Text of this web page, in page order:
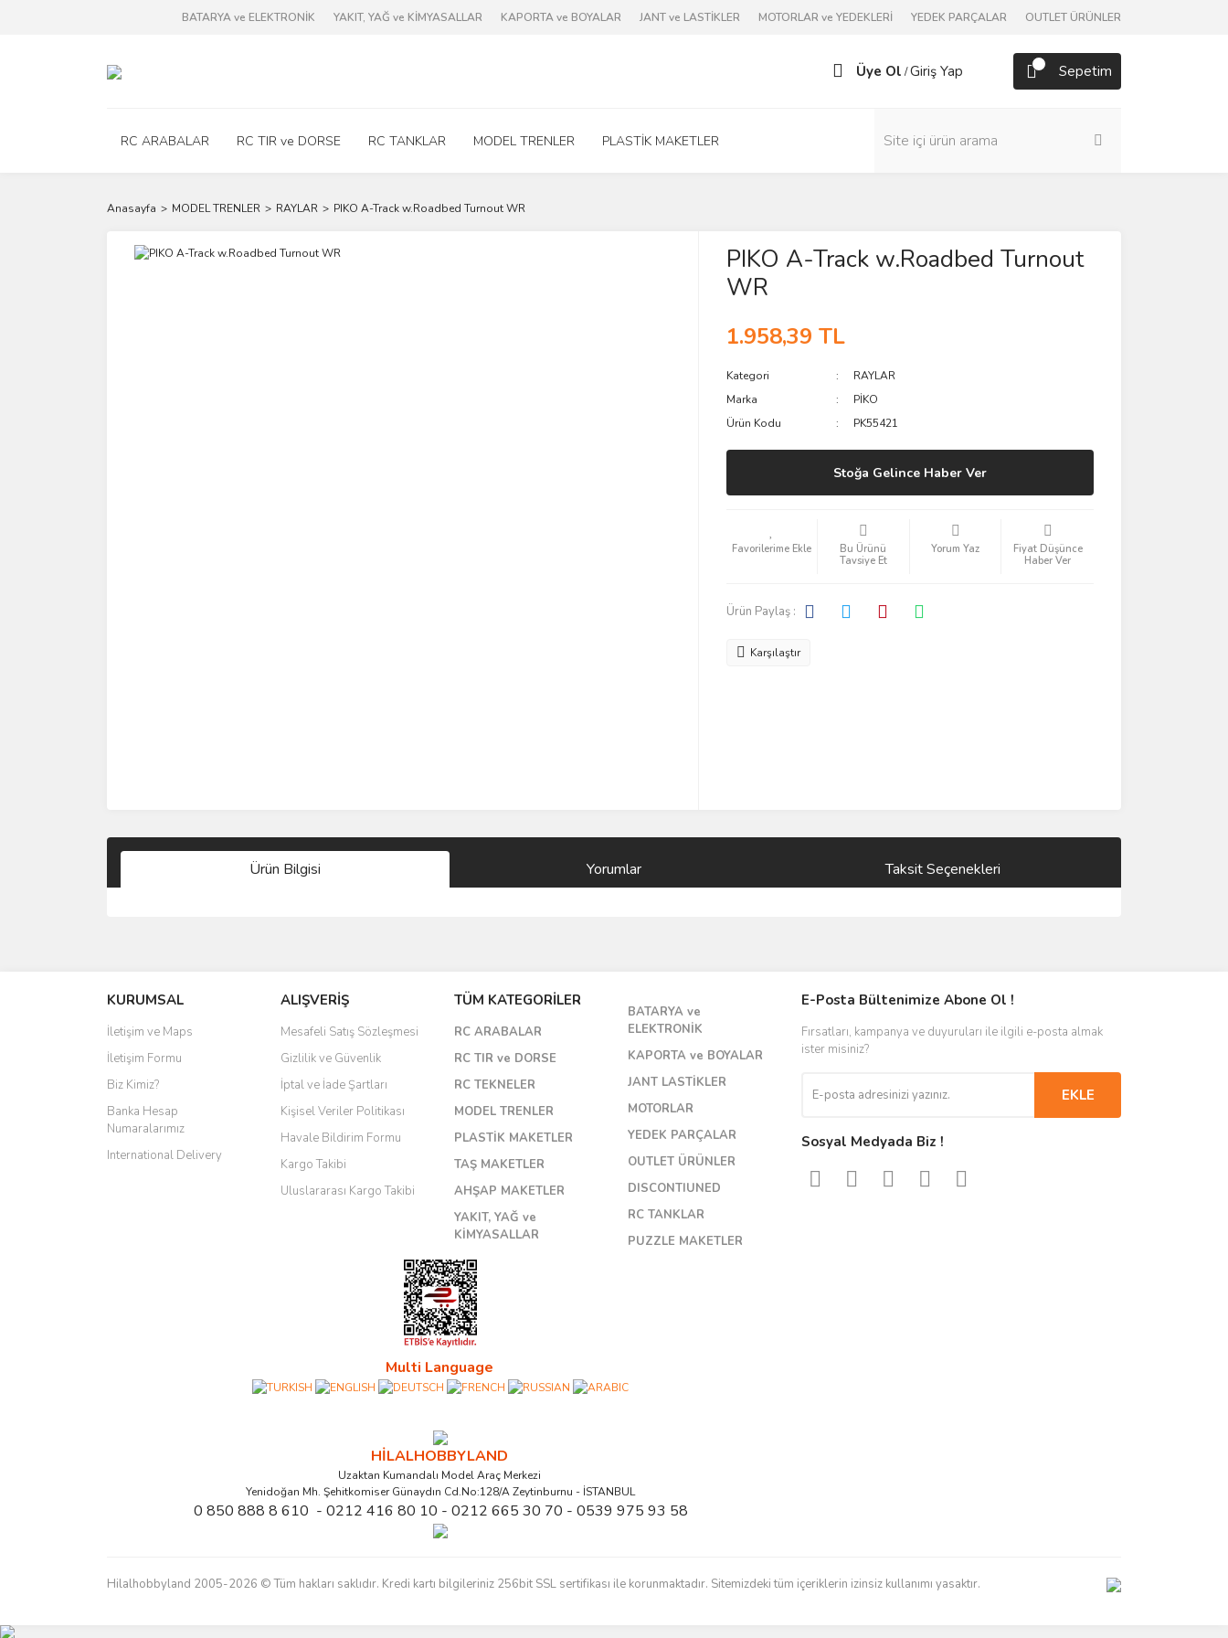
BATARYA ve ELEKTRONİK YAKIT, YAĞ ve KİMYASALLAR KAPORTA ve BOYALAR JANT ve LASTİKLER MOTORLAR ve YEDEKLERİ YEDEK PARÇALAR OUTLET ÜRÜNLER
Üye Ol /Giriş Yap Sepetim
RC ARABALAR RC TIR ve DORSE RC TANKLAR MODEL TRENLER PLASTİK MAKETLER
Anasayfa MODEL TRENLER RAYLAR PIKO A-Track w.Roadbed Turnout WR
PIKO A-Track w.Roadbed Turnout
WR
1.958,39 TL
Kategori
RAYLAR
Marka
PİKO
Ürün Kodu
PK55421
Stoğa Gelince Haber Ver
Bu Ürünü
Tavsiye Et
Yorum Yaz
Fiyat Düşünce
Haber Ver
Ürün Paylaş :
Karşılaştır
Ürün Bilgisi Yorumlar Taksit Seçenekleri
Yorum Yaz
KURUMSAL
İletişim ve Maps
İletişim Formu
Biz Kimiz?
Banka Hesap
Numaralarımız
International Delivery
ALIŞVERİŞ
Mesafeli Satış Sözleşmesi
Gizlilik ve Güvenlik
İptal ve İade Şartları
Kişisel Veriler Politikası
Havale Bildirim Formu
Kargo Takibi
Uluslararası Kargo Takibi
TÜM KATEGORİLER
RC ARABALAR
RC TIR ve DORSE
RC TEKNELER
MODEL TRENLER
PLASTİK MAKETLER
TAŞ MAKETLER
AHŞAP MAKETLER
YAKIT, YAĞ ve
KİMYASALLAR
BATARYA ve
ELEKTRONİK
KAPORTA ve BOYALAR
JANT LASTİKLER
MOTORLAR
YEDEK PARÇALAR
OUTLET ÜRÜNLER
DISCONTIUNED
RC TANKLAR
PUZZLE MAKETLER
Multi Language
HİLALHOBBYLAND
Uzaktan Kumandalı Model Araç Merkezi
Yenidoğan Mh. Şehitkomiser Günaydın Cd.No:128/A Zeytinburnu - İSTANBUL
0 850 888 8 610 - 0212 416 80 10 - 0212 665 30 70 - 0539 975 93 58
E-Posta Bültenimize Abone Ol !
Fırsatları, kampanya ve duyuruları ile ilgili e-posta almak
ister misiniz?
EKLE
Sosyal Medyada Biz !
Hilalhobbyland 2005-2026 © Tüm hakları saklıdır. Kredi kartı bilgileriniz 256bit SSL sertifikası ile korunmaktadır. Sitemizdeki tüm içeriklerin izinsiz kullanımı yasaktır.